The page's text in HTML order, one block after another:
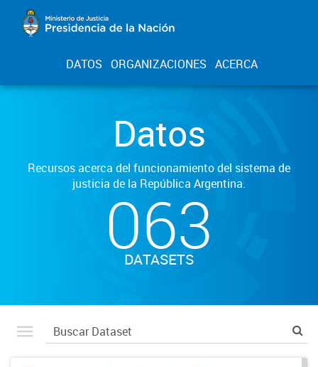
DATOS ORGANIZACIONES ACERCA
Datos
Recursos acerca del funcionamiento del sistema de
justicia de la República Argentina.
063
DATASETS